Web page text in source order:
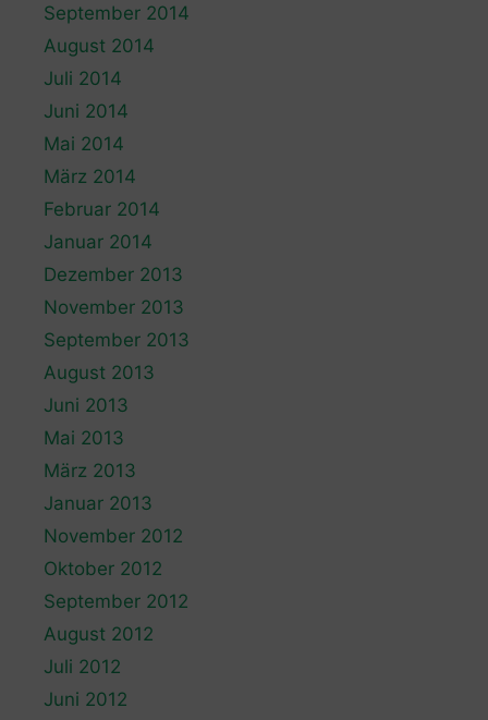
September 2014
August 2014
Juli 2014
Juni 2014
Mai 2014
März 2014
Februar 2014
Januar 2014
Dezember 2013
November 2013
September 2013
August 2013
Juni 2013
Mai 2013
März 2013
Januar 2013
November 2012
Oktober 2012
September 2012
August 2012
Juli 2012
Juni 2012